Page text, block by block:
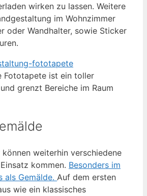
wirken zu lassen. Weitere
im Wohnzimmer
oder Wandhalter, sowie Sticker
Fototapete ist ein toller
grenzt Bereiche im Raum
können weiterhin verschiedene
kommen. Besonders im
als Gemälde. Auf dem ersten
wie ein klassisches